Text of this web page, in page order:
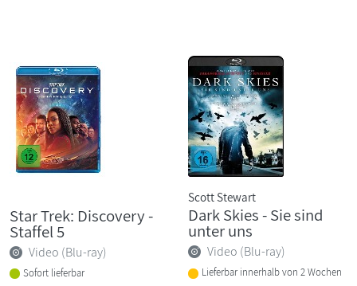
Star Trek: Discovery -
Staffel 5
Video (Blu-ray)
Sofort lieferbar
Scott Stewart
Dark Skies - Sie sind
unter uns
Video (Blu-ray)
Lieferbar innerhalb von 2 Wochen